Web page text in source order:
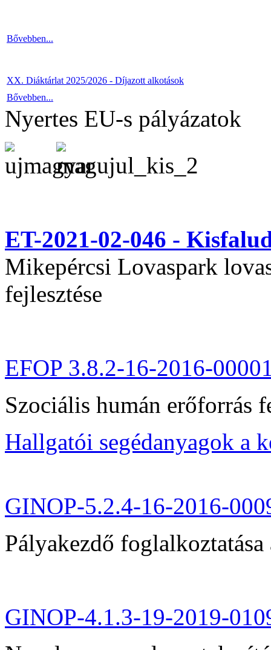
Bővebben...
XX. Diáktárlat 2025/2026 - Díjazott alkotások
Bővebben...
Nyertes EU-s pályázatok
ET-2021-02-046 -
Mikepércsi Lovaspark
fejlesztése
EFOP 3.8.2-16-2016-
Szociális humán erőforrás
Hallgatói segédanyagok a
GINOP-5.2.4-16-2016-
Pályakezdő
GINOP-4.1.3-19-2019-